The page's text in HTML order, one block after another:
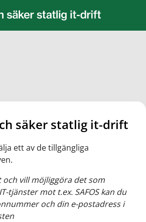
- sgit
säker statlig it-drift
ett av de tillgängliga
och vill möjliggöra det som
tjänster mot t.ex. SAFOS kan du
och din e-postadress i